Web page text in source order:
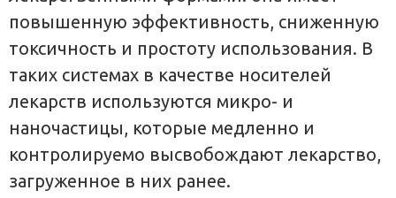
повышенную эффективность, сниженную
токсичность и простоту использования. В
таких системах в качестве носителей
лекарств используются микро- и
наночастицы, которые медленно и
контролируемо высвобождают лекарство,
загруженное в них ранее.